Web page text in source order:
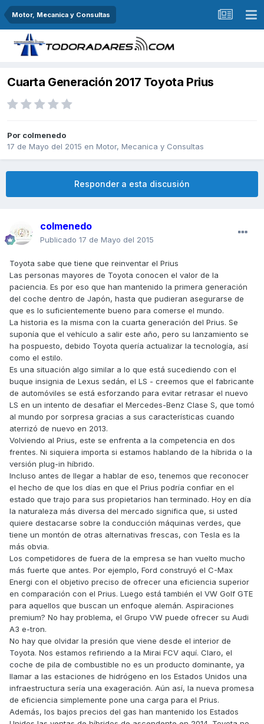
Motor, Mecanica y Consultas
Cuarta Generación 2017 Toyota Prius
Por colmenedo
17 de Mayo del 2015 en Motor, Mecanica y Consultas
Responder a esta discusión
colmenedo
Publicado 17 de Mayo del 2015
Toyota sabe que tiene que reinventar el Prius
Las personas mayores de Toyota conocen el valor de la
paciencia. Es por eso que han mantenido la primera generación
del coche dentro de Japón, hasta que pudieran asegurarse de
que es lo suficientemente bueno para comerse el mundo.
La historia es la misma con la cuarta generación del Prius. Se
suponía que el vehículo a salir este año, pero su lanzamiento se
ha pospuesto, debido Toyota quería actualizar la tecnología, así
como el estilo.
Es una situación algo similar a lo que está sucediendo con el
buque insignia de Lexus sedán, el LS - creemos que el fabricante
de automóviles se está esforzando para evitar retrasar el nuevo
LS en un intento de desafiar el Mercedes-Benz Clase S, que tomó
al mundo por sorpresa gracias a sus características cuando
aterrizó de nuevo en 2013.
Volviendo al Prius, este se enfrenta a la competencia en dos
frentes. Ni siquiera importa si estamos hablando de la híbrida o la
versión plug-in híbrido.
Incluso antes de llegar a hablar de eso, tenemos que reconocer
el hecho de que los días en que el Prius podría confiar en el
estado que trajo para sus propietarios han terminado. Hoy en día
la naturaleza más diversa del mercado significa que, si usted
quiere destacarse sobre la conducción máquinas verdes, que
tiene un montón de otras alternativas frescas, con Tesla es la
más obvia.
Los competidores de fuera de la empresa se han vuelto mucho
más fuerte que antes. Por ejemplo, Ford construyó el C-Max
Energi con el objetivo preciso de ofrecer una eficiencia superior
en comparación con el Prius. Luego está también el VW Golf GTE
para aquellos que buscan un enfoque alemán. Aspiraciones
premium? No hay problema, el Grupo VW puede ofrecer su Audi
A3 e-tron.
No hay que olvidar la presión que viene desde el interior de
Toyota. Nos estamos refiriendo a la Mirai FCV aquí. Claro, el
coche de pila de combustible no es un producto dominante, ya
llamar a las estaciones de hidrógeno en los Estados Unidos una
infraestructura sería una exageración. Aún así, la nueva promesa
de eficiencia simplemente pone una carga para el Prius.
Además, los bajos precios del gas han mantenido los Estados